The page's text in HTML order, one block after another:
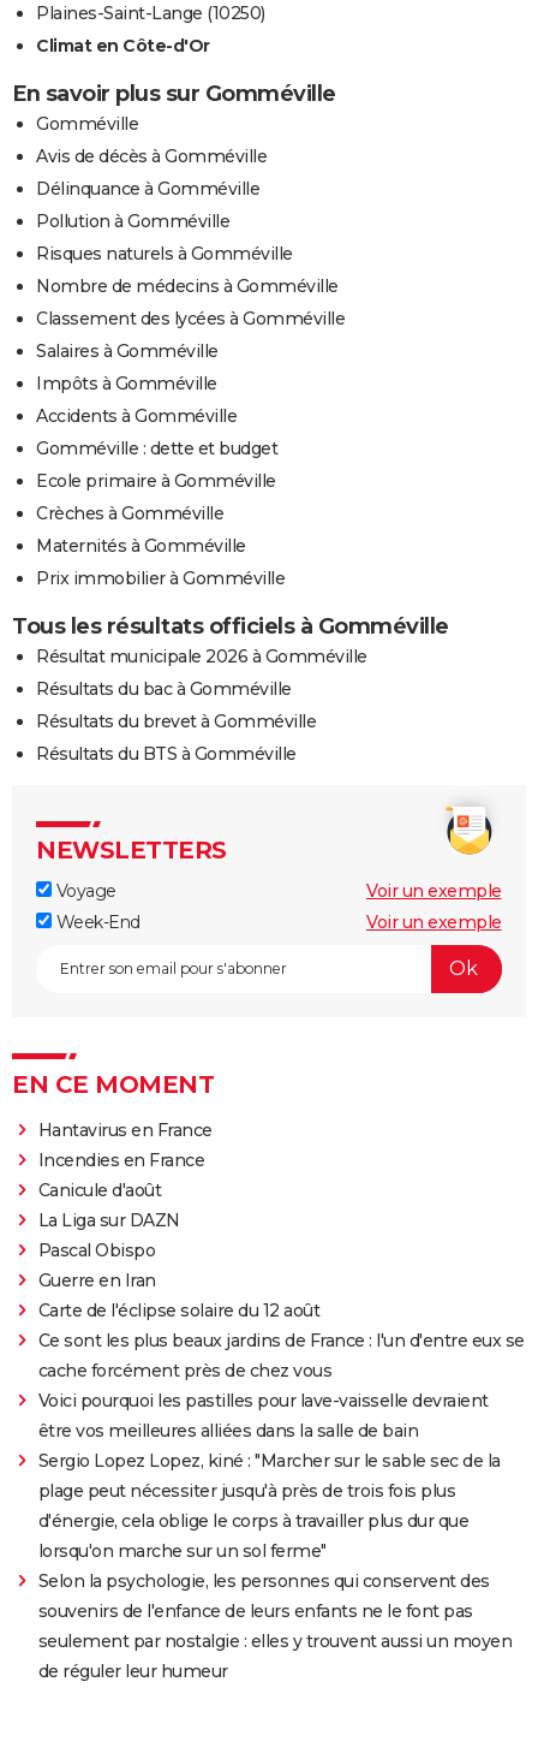
Plaines-Saint-Lange (10250)
Climat en Côte-d'Or
En savoir plus sur Gomméville
Gomméville
Avis de décès à Gomméville
Délinquance à Gomméville
Pollution à Gomméville
Risques naturels à Gomméville
Nombre de médecins à Gomméville
Classement des lycées à Gomméville
Salaires à Gomméville
Impôts à Gomméville
Accidents à Gomméville
Gomméville : dette et budget
Ecole primaire à Gomméville
Crèches à Gomméville
Maternités à Gomméville
Prix immobilier à Gomméville
Tous les résultats officiels à Gomméville
Résultat municipale 2026 à Gomméville
Résultats du bac à Gomméville
Résultats du brevet à Gomméville
Résultats du BTS à Gomméville
NEWSLETTERS
Voyage
Voir un exemple
Week-End
Voir un exemple
EN CE MOMENT
Hantavirus en France
Incendies en France
Canicule d'août
La Liga sur DAZN
Pascal Obispo
Guerre en Iran
Carte de l'éclipse solaire du 12 août
Ce sont les plus beaux jardins de France : l'un d'entre eux se
cache forcément près de chez vous
Voici pourquoi les pastilles pour lave-vaisselle devraient
être vos meilleures alliées dans la salle de bain
Sergio Lopez Lopez, kiné : "Marcher sur le sable sec de la
plage peut nécessiter jusqu'à près de trois fois plus
d'énergie, cela oblige le corps à travailler plus dur que
lorsqu'on marche sur un sol ferme"
Selon la psychologie, les personnes qui conservent des
souvenirs de l'enfance de leurs enfants ne le font pas
seulement par nostalgie : elles y trouvent aussi un moyen
de réguler leur humeur